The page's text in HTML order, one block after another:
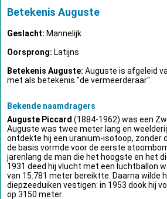
Betekenis Auguste
Geslacht: Mannelijk
Oorsprong: Latijns
Betekenis Auguste: Auguste is afgeleid
met als betekenis "de vermeerderaar".
Bekende naamdragers
Auguste Piccard (1884-1962) was een
Auguste was twee meter lang en
ontdekte hij een uranium-isotoop, zonder
de basis vormde voor de eerste
jarenlang de man die het hoogste en het
1931 deed hij vlucht met een luchtballon
van 15.781 meter bereiktte. Daarna wilde
diepzeeduiken vestigen: in 1953 dook hij
op 3150 meter.